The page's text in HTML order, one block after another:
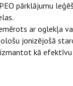
pārklājumu
ar oglekļa
jonizējošā
izmantot kā